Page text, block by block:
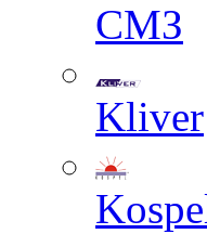
СМЗ
Kliver